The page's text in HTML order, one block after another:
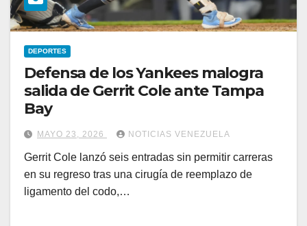
DEPORTES
Defensa de los Yankees malogra
salida de Gerrit Cole ante Tampa
Bay
MAYO 23, 2026 NOTICIAS VENEZUELA
Gerrit Cole lanzó seis entradas sin permitir carreras
en su regreso tras una cirugía de reemplazo de
ligamento del codo,…